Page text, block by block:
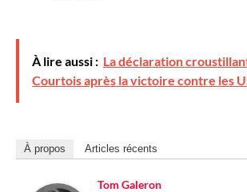
À lire aussi : La déclaration
Courtois après la victoire contre les
À propos Articles récents
Tom Galeron